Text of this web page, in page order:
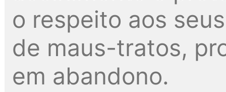
o respeito aos
de maus-tratos,
em abandono.